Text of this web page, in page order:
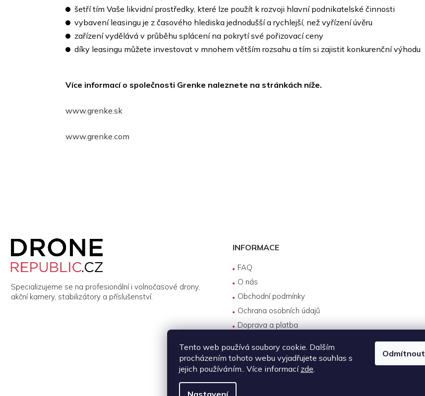
Tento web používá soubory cookie. Dalším
procházením tohoto webu vyjadřujete souhlas s
jejich používáním.. Více informací zde.
Nastavení
Odmítnout
šetří tím Vaše likvidní prostředky, které lze použít k rozvoji hlavní podnikatelské činnosti
vybavení leasingu je z časového hlediska jednodušší a rychlejší, než vyřízení úvěru
zařízení vydělává v průběhu splácení na pokrytí své pořizovací ceny
díky leasingu můžete investovat v mnohem větším rozsahu a tím si zajistit konkurenční výhodu
Více informací o společnosti Grenke naleznete na stránkách níže.
www.grenke.sk
www.grenke.com
Specializujeme se na profesionální i volnočasové drony,
akční kamery, stabilizátory a příslušenství.
INFORMACE
FAQ
O nás
Obchodní podmínky
Ochrana osobních údajů
Doprava a platba
Servis produktů DJI
Návody k používání